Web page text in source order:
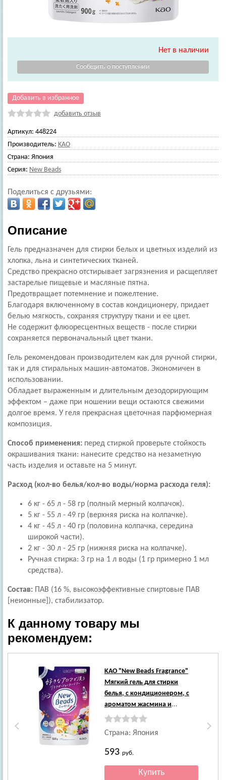
Нет в наличии
Добавить в избранное
добавить отзыв
Артикул: 448224
Производитель: KAO
Страна: Япония
Серия: New Beads
Поделиться с друзьями:
Описание
Гель предназначен для стирки белых и цветных изделий из
хлопка, льна и синтетических тканей.
Средство прекрасно отстирывает загрязнения и расщепляет
застарелые пищевые и масляные пятна.
Предотвращает потемнение и пожелтение.
Благодаря включенному в состав кондиционеру, придает
белью мягкость, сохраняя структуру ткани и ее цвет.
Не содержит флюоресцентных веществ - после стирки
сохраняется первоначальный цвет ткани.
Гель рекомендован производителем как для ручной стирки,
так и для стиральных машин-автоматов. Экономичен в
использовании.
Обладает выраженным и длительным дезодорирующим
эффектом – даже при ношении вещи остаются свежими
долгое время. У геля прекрасная цветочная парфюмерная
композиция.
Способ применения: перед стиркой проверьте стойкость
окрашивания ткани: нанесите средство на незаметную
часть изделия и оставьте на 5 минут.
Расход (кол-во белья/кол-во воды/норма расхода геля):
6 кг - 65 л - 58 гр (полный мерный колпачок).
5 кг - 55 л - 49 гр (верхняя риска на колпачке).
4 кг - 45 л - 40 гр (половина колпачка, середина
широкой части).
2 кг - 30 л - 25 гр (нижняя риска на колпачке).
Ручная стирка: 3 гр на 1 л воды (1 гр примерно 1 мл
средства).
Состав: ПАВ (16 %, высокоэффективные спиртовые ПАВ
[неионные]), стабилизатор.
К данному товару мы
рекомендуем:
KAO"New Beads Fragrance"
Мягкий гель для стирки
белья, с кондиционером, с
ароматом жасмина и
мускуса, сменная упаковка,
Страна: Япония
593руб.